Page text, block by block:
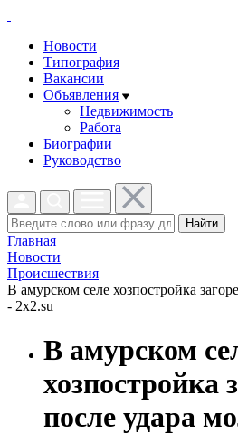
Новости
Типография
Вакансии
Объявления
Недвижимость
Работа
Биографии
Руководство
Найти
Главная
Новости
Проиcшествия
В амурском селе хозпостройка
- 2x2.su
В амурском
хозпостройка
после удара